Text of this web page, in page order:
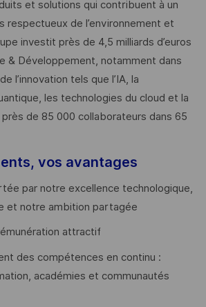
et solutions qui contribuent à un
respectueux de l’environnement et
investit près de 4,5 milliards d’euros
& Développement, notamment dans
l’innovation tels que l’IA, la
les technologies du cloud et la
de 85 000 collaborateurs dans 65
vos avantages
par notre excellence technologique,
et notre ambition partagée
attractif
des compétences en continu :
académies et communautés